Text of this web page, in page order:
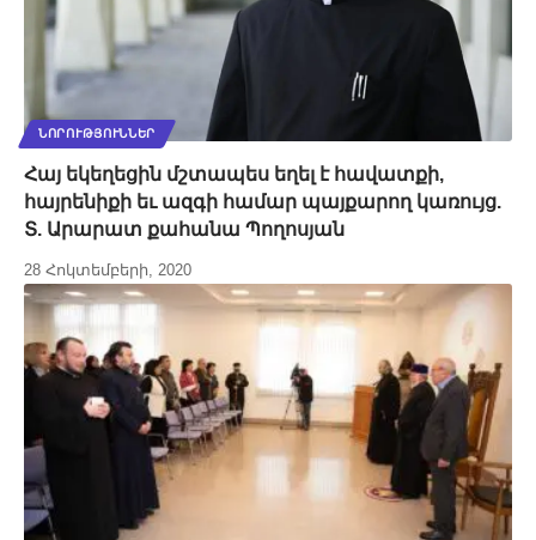
ՆՈՐՈՒԹՅՈՒՆՆԵՐ
Հայ եկեղեցին մշտապես եղել է հավատքի,
հայրենիքի եւ ազգի համար պայքարող կառույց.
Տ. Արարատ քահանա Պողոսյան
28 Հոկտեմբերի, 2020